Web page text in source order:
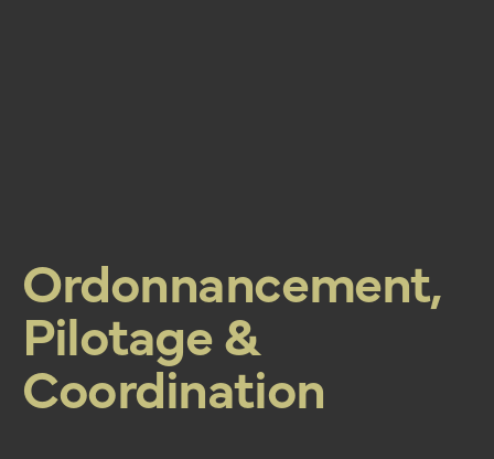
Ordonnancement,
Pilotage &
Coordination